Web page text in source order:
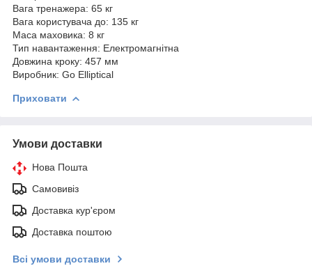
Вага тренажера: 65 кг
Вага користувача до: 135 кг
Маса маховика: 8 кг
Тип навантаження: Електромагнітна
Довжина кроку: 457 мм
Виробник: Go Elliptical
Приховати
Умови доставки
Нова Пошта
Самовивіз
Доставка кур'єром
Доставка поштою
Всі умови доставки